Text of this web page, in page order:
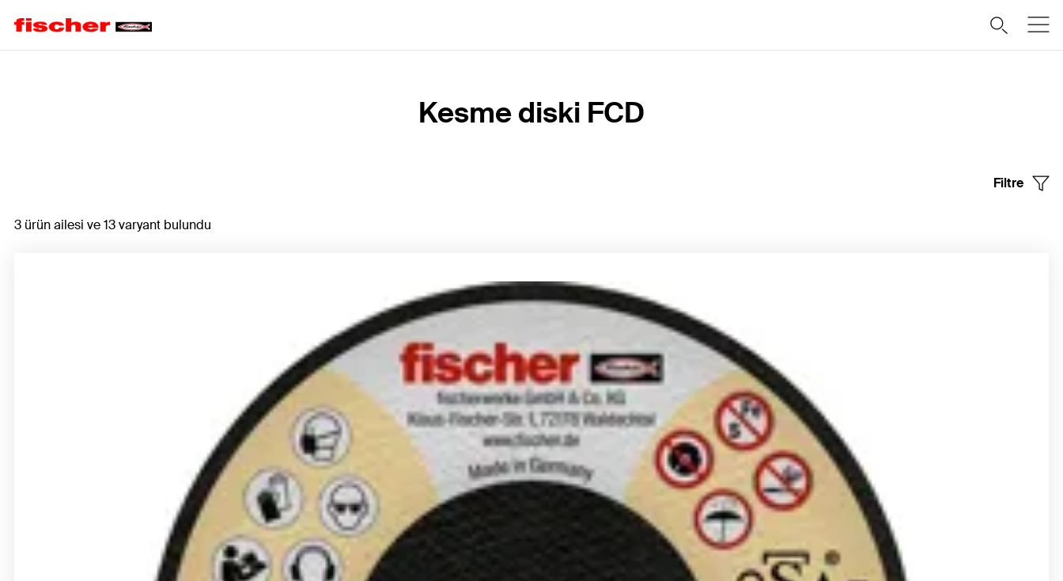
Kesme diski FCD
Filtre
3 ürün ailesi ve 13 varyant bulundu